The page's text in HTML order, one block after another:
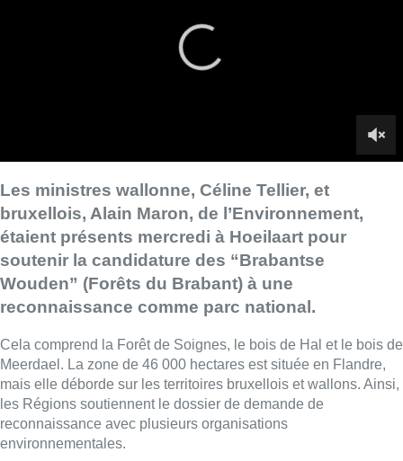
Wouden” (Forêts du Brabant) à une
reconnaissance comme parc national.
mais elle déborde sur les territoires bruxellois et wallons. Ainsi,
les Régions soutiennent le dossier de demande de
reconnaissance avec plusieurs organisations
Le dossier de candidature a été remis fin mai au gouvernement
flamand. Ce sera donc à la ministre flamande de
l’Environnement, Zuhal Demir (N-VA), de se prononcer. Cette
décision de reconnaissance, ou non, est attendue pour la fin de
l’année.
■ Reportage deCamille Tang Quynh, Massimo Pane et
Stéphanie Mira
Lire aussi :